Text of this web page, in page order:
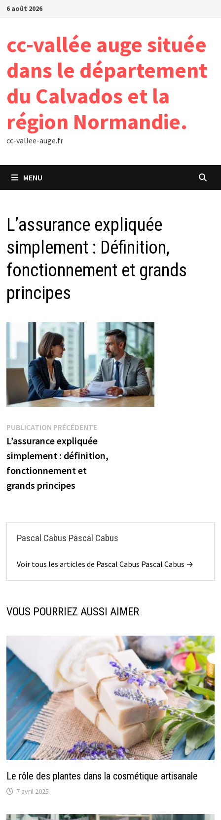
Passer
6 août 2026
cc-vallée auge située
dans le département
du Calvados et la
région Normandie.
cc-vallee-auge.fr
MENU
L’assurance expliquée
simplement : Définition,
fonctionnement et grands
principes
Navigation
de
l’article
PUBLICATION PRÉCÉDENTEPublication
précédente :
L’assurance expliquée
simplement : définition,
fonctionnement et
grands principes
Pascal Cabus Pascal Cabus
Voir tous les articles de Pascal Cabus Pascal Cabus →
VOUS POURRIEZ AUSSI AIMER
Le rôle des plantes dans la cosmétique artisanale
7 avril 2025